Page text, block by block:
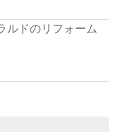
ルドのリフォーム